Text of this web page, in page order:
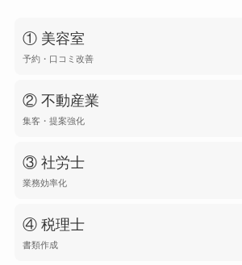
① 美容室
予約・口コミ改善
② 不動産業
集客・提案強化
③ 社労士
業務効率化
④ 税理士
書類作成